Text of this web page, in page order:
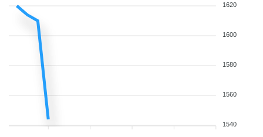
1620
1600
1580
1560
1540